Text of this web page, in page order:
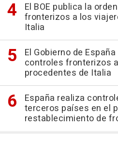
El BOE publica la
fronterizos a los
Italia
El Gobierno de
controles fronterizos
procedentes de Italia
España realiza
terceros países en el
restablecimiento de